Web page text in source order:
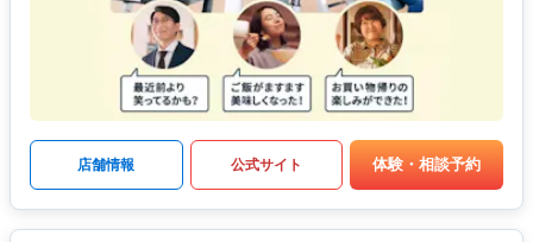
店舗情報 公式サイト 体験・相談予約